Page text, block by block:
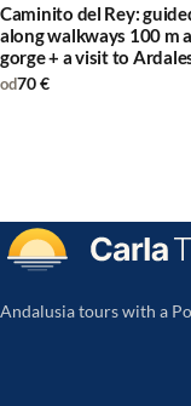
Caminito del Rey:
along walkways 100 m
gorge + a visit to
od70 €
Andalusia tours with a